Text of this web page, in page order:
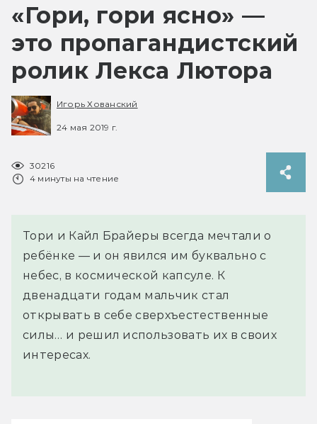
«Гори, гори ясно» —
это пропагандистский
ролик Лекса Лютора
Игорь Хованский
24 мая 2019 г.
30216
4 минуты на чтение
Тори и Кайл Брайеры всегда мечтали о
ребёнке — и он явился им буквально с
небес, в космической капсуле. К
двенадцати годам мальчик стал
открывать в себе сверхъестественные
силы… и решил использовать их в своих
интересах.